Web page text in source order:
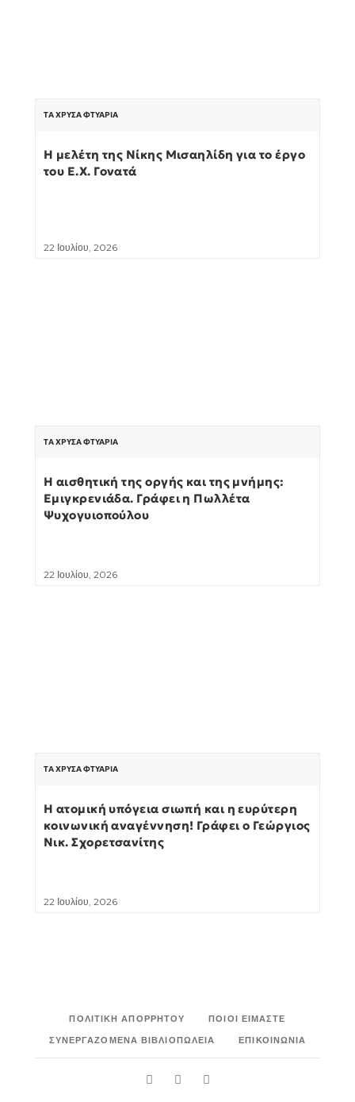
ΤΑ ΧΡΥΣΆ ΦΤΥΆΡΙΑ
Η μελέτη της Νίκης Μισαηλίδη για το έργο
του Ε.Χ. Γονατά
22 Ιουλίου, 2026
ΤΑ ΧΡΥΣΆ ΦΤΥΆΡΙΑ
Η αισθητική της οργής και της μνήμης:
Εμιγκρενιάδα. Γράφει η Πωλλέτα
Ψυχογυιοπούλου
22 Ιουλίου, 2026
ΤΑ ΧΡΥΣΆ ΦΤΥΆΡΙΑ
Η ατομική υπόγεια σιωπή και η ευρύτερη
κοινωνική αναγέννηση! Γράφει ο Γεώργιος
Νικ. Σχορετσανίτης
22 Ιουλίου, 2026
ΠΟΛΙΤΙΚΉ ΑΠΟΡΡΉΤΟΥ
ΠΟΙΟΙ ΕΊΜΑΣΤΕ
ΣΥΝΕΡΓΑΖΌΜΕΝΑ ΒΙΒΛΙΟΠΩΛΕΊΑ
ΕΠΙΚΟΙΝΩΝΊΑ